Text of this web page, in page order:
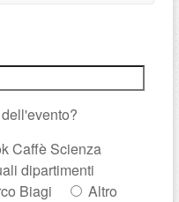
Caffè Scienza
dipartimenti
Biagi
Altro